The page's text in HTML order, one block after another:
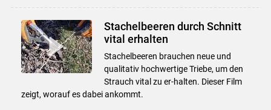
Stachelbeeren durch Schnitt
vital erhalten
Stachelbeeren brauchen neue und
qualitativ hochwertige Triebe, um den
Strauch vital zu er-halten. Dieser Film
zeigt, worauf es dabei ankommt.